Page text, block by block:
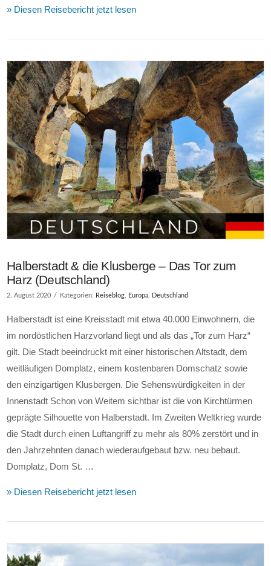
VIEW POST
» Diesen Reisebericht jetzt lesen
Halberstadt & die Klusberge – Das Tor zum
Harz (Deutschland)
2. August 2020 Kategorien: Reiseblog Europa Deutschland
Halberstadt ist eine Kreisstadt mit etwa 40.000 Einwohnern, die
im nordöstlichen Harzvorland liegt und als das „Tor zum Harz“
gilt. Die Stadt beeindruckt mit einer historischen Altstadt, dem
weitläufigen Domplatz, einem kostenbaren Domschatz sowie
den einzigartigen Klusbergen. Die Sehenswürdigkeiten in der
Innenstadt Schon von Weitem sichtbar ist die von Kirchtürmen
geprägte Silhouette von Halberstadt. Im Zweiten Weltkrieg wurde
die Stadt durch einen Luftangriff zu mehr als 80% zerstört und in
den Jahrzehnten danach wiederaufgebaut bzw. neu bebaut.
Domplatz, Dom St. …
» Diesen Reisebericht jetzt lesen